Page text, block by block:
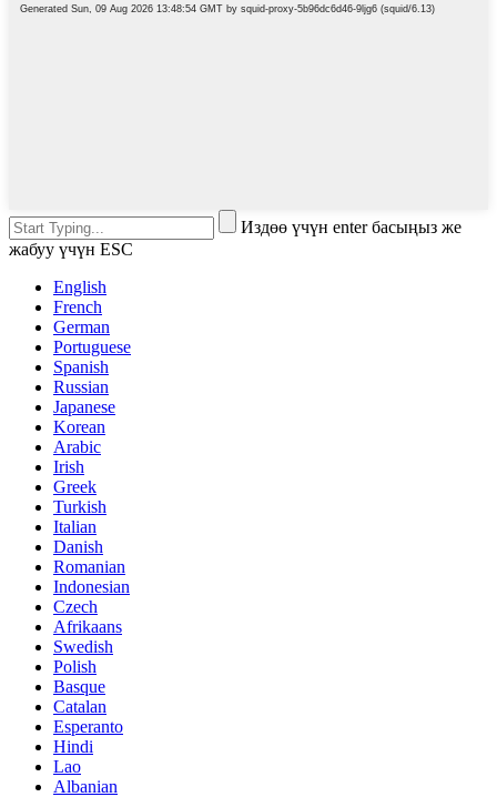
Издөө үчүн enter басыңыз же
жабуу үчүн ESC
English
French
German
Portuguese
Spanish
Russian
Japanese
Korean
Arabic
Irish
Greek
Turkish
Italian
Danish
Romanian
Indonesian
Czech
Afrikaans
Swedish
Polish
Basque
Catalan
Esperanto
Hindi
Lao
Albanian